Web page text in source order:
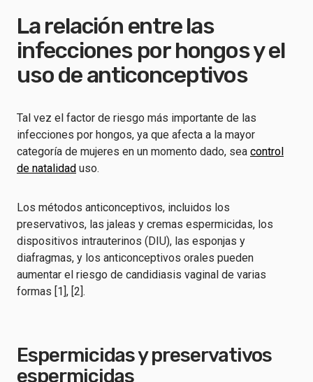
La relación entre las
infecciones por hongos y el
uso de anticonceptivos
Tal vez el factor de riesgo más importante de las
infecciones por hongos, ya que afecta a la mayor
categoría de mujeres en un momento dado, sea control
de natalidad uso.
Los métodos anticonceptivos, incluidos los
preservativos, las jaleas y cremas espermicidas, los
dispositivos intrauterinos (DIU), las esponjas y
diafragmas, y los anticonceptivos orales pueden
aumentar el riesgo de candidiasis vaginal de varias
formas [1], [2].
Espermicidas y preservativos
espermicidas